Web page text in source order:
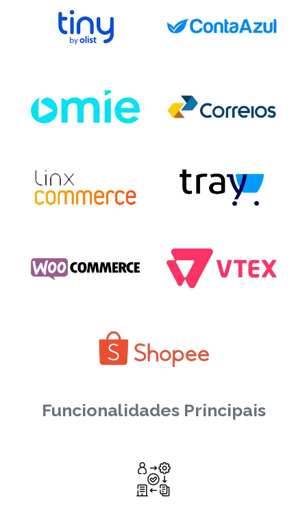
Funcionalidades Principais